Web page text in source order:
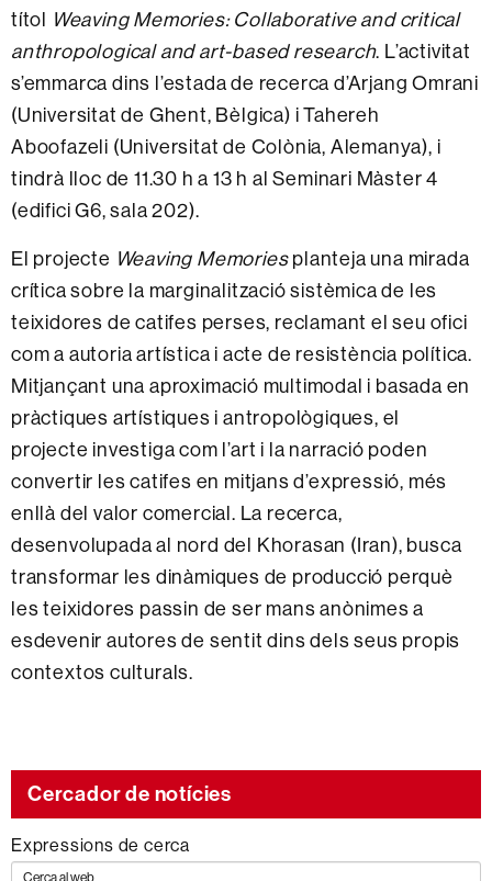
títol Weaving Memories: Collaborative and critical
anthropological and art-based research. L’activitat
s’emmarca dins l’estada de recerca d’Arjang Omrani
(Universitat de Ghent, Bèlgica) i Tahereh
Aboofazeli (Universitat de Colònia, Alemanya), i
tindrà lloc de 11.30 h a 13 h al Seminari Màster 4
(edifici G6, sala 202).
El projecte Weaving Memoriesplanteja una mirada
crítica sobre la marginalització sistèmica de les
teixidores de catifes perses, reclamant el seu ofici
com a autoria artística i acte de resistència política.
Mitjançant una aproximació multimodal i basada en
pràctiques artístiques i antropològiques, el
projecte investiga com l’art i la narració poden
convertir les catifes en mitjans d’expressió, més
enllà del valor comercial. La recerca,
desenvolupada al nord del Khorasan (Iran), busca
transformar les dinàmiques de producció perquè
les teixidores passin de ser mans anònimes a
esdevenir autores de sentit dins dels seus propis
contextos culturals.
Cercador de notícies
Expressions de cerca